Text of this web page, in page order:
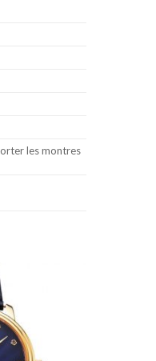
les montres